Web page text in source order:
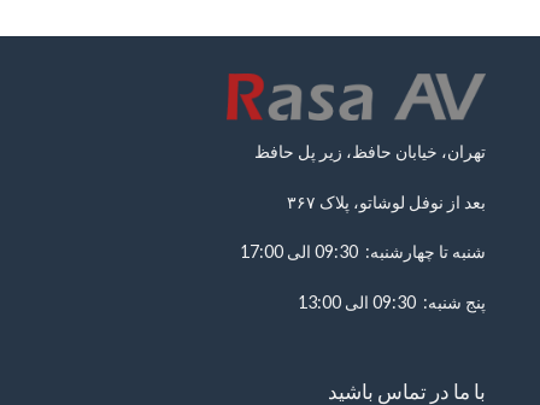
تهران، خیابان حافظ، زیر پل حافظ
بعد از نوفل لوشاتو، پلاک ۳۶۷
شنبه تا چهارشنبه: 09:30 الی 17:00
پنج شنبه: 09:30 الی 13:00
با ما در تماس باشید